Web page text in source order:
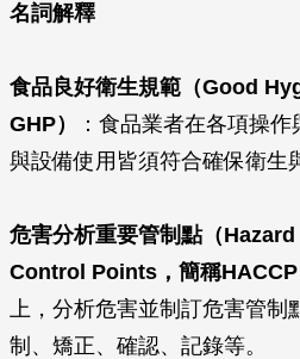
名詞解釋
食品良好衛生規範（Good
GHP）
：食品業者在各項操
與設備使用皆須符合確保衛生
危害分析重要管制點（
Control Points，簡稱HACCP
上，分析危害並制訂危害管制
制、矯正、確認、記錄等。